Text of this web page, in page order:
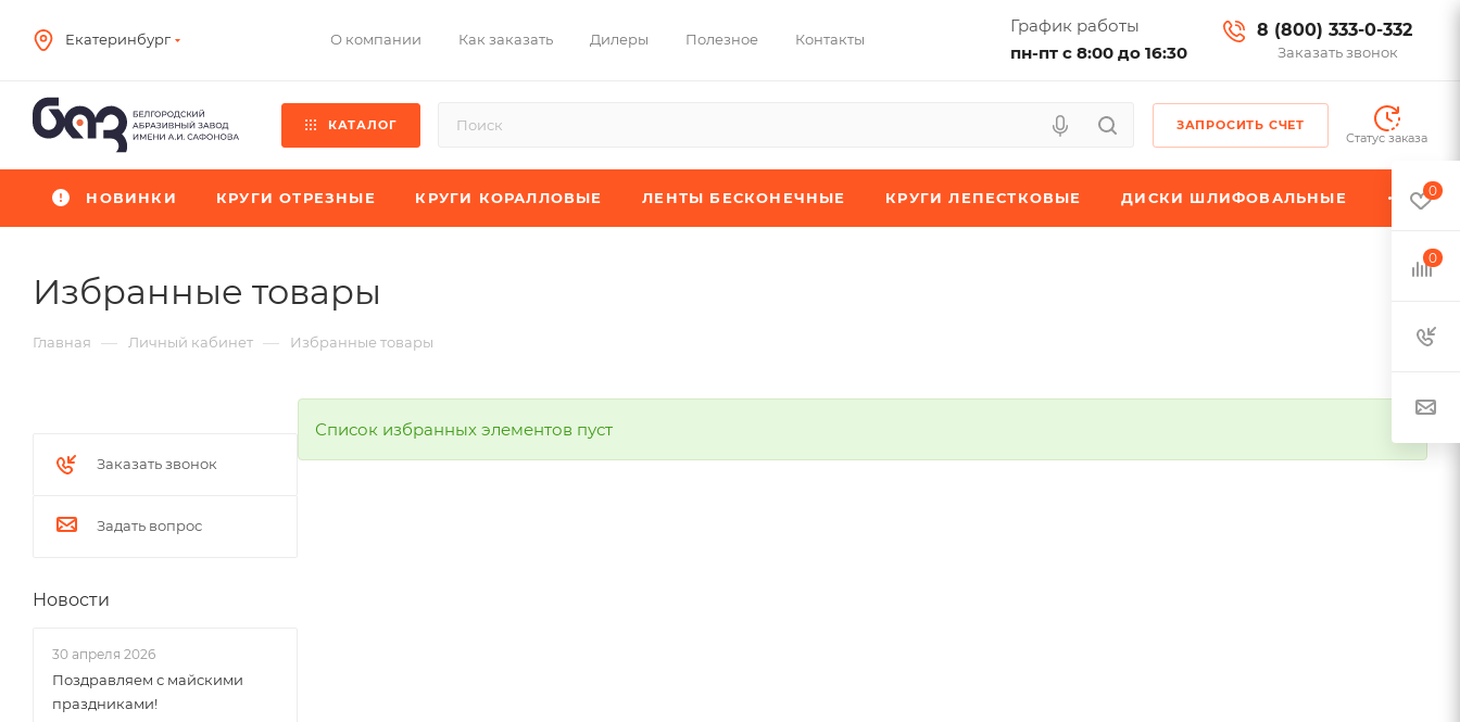
Екатеринбург О компании Как заказать Дилеры Полезное Контакты
График работы
пн-пт с 8:00 до 16:30
8 (800) 333-0-332
Заказать звонок
КАТАЛОГ
ЗАПРОСИТЬ СЧЕТ
Статус заказа
НОВИНКИ КРУГИ ОТРЕЗНЫЕ КРУГИ КОРАЛЛОВЫЕ ЛЕНТЫ БЕСКОНЕЧНЫЕ КРУГИ ЛЕПЕСТКОВЫЕ ДИСКИ ШЛИФОВАЛЬНЫЕ
Избранные товары
Главная — Личный кабинет — Избранные товары
Список избранных элементов пуст
Заказать звонок
Задать вопрос
Новости
30 апреля 2026
Поздравляем с майскими
праздниками!
0
0